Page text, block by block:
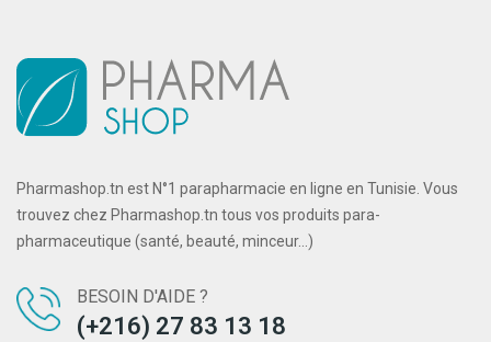
Pharmashop.tn est N°1 parapharmacie en ligne en Tunisie. Vous
trouvez chez Pharmashop.tn tous vos produits para-
pharmaceutique (santé, beauté, minceur...)
BESOIN D'AIDE ?
(+216) 27 83 13 18